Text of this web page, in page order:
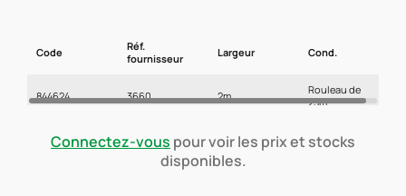
Code
Réf.
fournisseur
Largeur Cond.
844624 3660 2m
Rouleau de
25m
Connectez-vous pour voir les prix et stocks
disponibles.